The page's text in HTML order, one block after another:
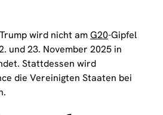
wird nicht amG20-Gipfel
und 23. November 2025 in
Stattdessen wird
die Vereinigten Staaten bei